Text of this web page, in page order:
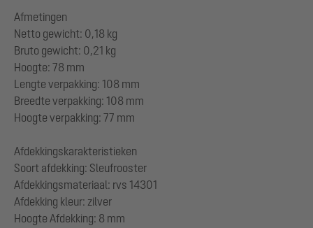
Afmetingen
Netto gewicht: 0,18 kg
Bruto gewicht: 0,21 kg
Hoogte: 78 mm
Lengte verpakking: 108 mm
Breedte verpakking: 108 mm
Hoogte verpakking: 77 mm
Afdekkingskarakteristieken
Soort afdekking: Sleufrooster
Afdekkingsmateriaal: rvs 14301
Afdekking kleur: zilver
Hoogte Afdekking: 8 mm